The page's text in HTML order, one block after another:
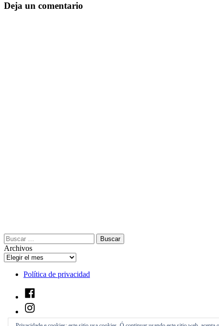
Deja un comentario
Buscar:
Archivos
Política de privacidad
Facebook
Instagram
YouTube